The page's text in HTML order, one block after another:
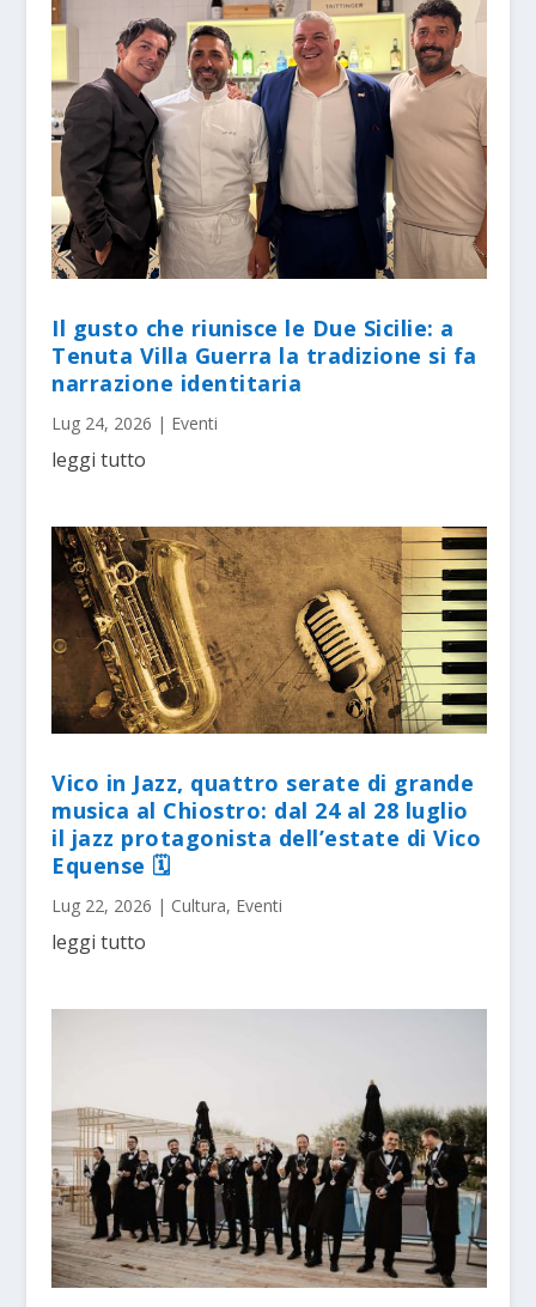
Il gusto che riunisce le Due Sicilie: a
Tenuta Villa Guerra la tradizione si fa
narrazione identitaria
Lug 24, 2026 | Eventi
leggi tutto
Vico in Jazz, quattro serate di grande
musica al Chiostro: dal 24 al 28 luglio
il jazz protagonista dell’estate di Vico
Equense 🗓
Lug 22, 2026 | Cultura, Eventi
leggi tutto